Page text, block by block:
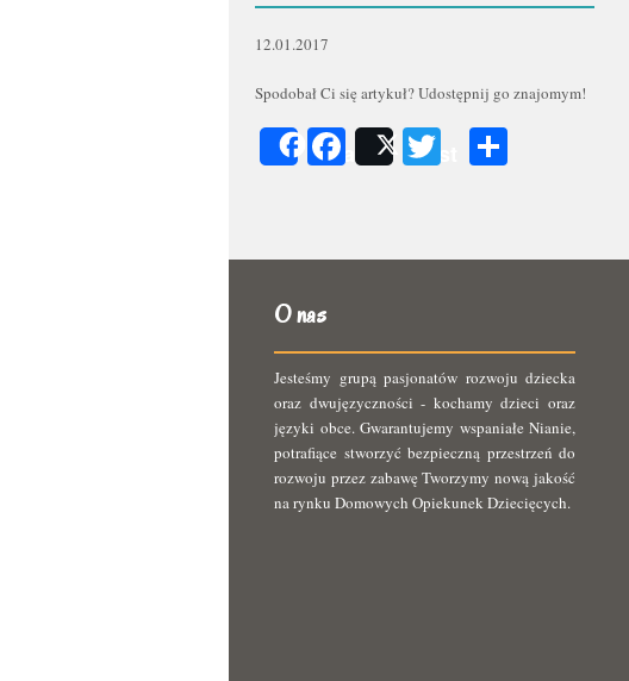
12.01.2017
Spodobał Ci się artykuł? Udostępnij go znajomym!
ShareFacebook
Post Twitter
O nas
Jesteśmy grupą pasjonatów rozwoju dziecka
oraz dwujęzyczności - kochamy dzieci oraz
języki obce. Gwarantujemy wspaniałe Nianie,
potrafiące stworzyć bezpieczną przestrzeń do
rozwoju przez zabawę Tworzymy nową jakość
na rynku Domowych Opiekunek Dziecięcych.